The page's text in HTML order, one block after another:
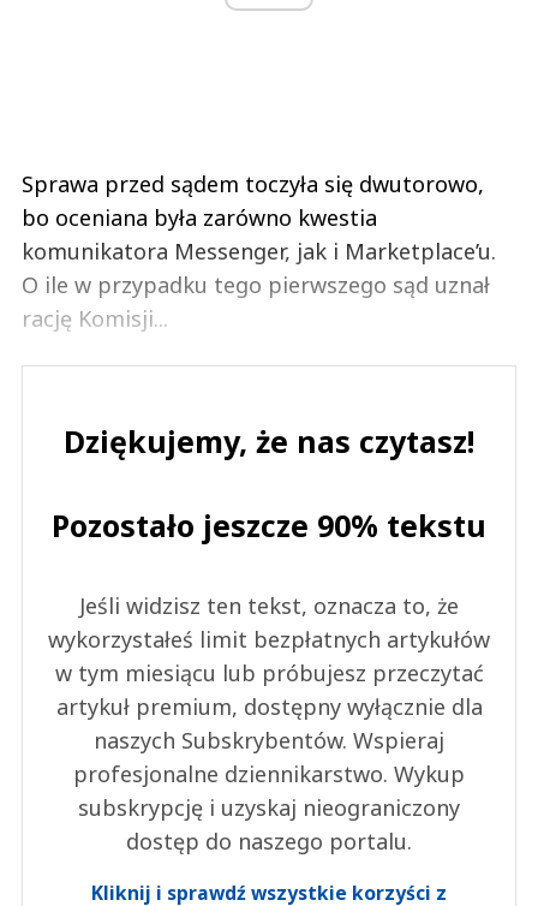
Sprawa przed sądem toczyła się dwutorowo,
bo oceniana była zarówno kwestia
komunikatora Messenger, jak i Marketplace’u.
O ile w przypadku tego pierwszego sąd uznał
rację Komisji...
Dziękujemy, że nas czytasz!
Pozostało jeszcze 90% tekstu
Jeśli widzisz ten tekst, oznacza to, że
wykorzystałeś limit bezpłatnych artykułów
w tym miesiącu lub próbujesz przeczytać
artykuł premium, dostępny wyłącznie dla
naszych Subskrybentów. Wspieraj
profesjonalne dziennikarstwo. Wykup
subskrypcję i uzyskaj nieograniczony
dostęp do naszego portalu.
Kliknij i sprawdź wszystkie korzyści z